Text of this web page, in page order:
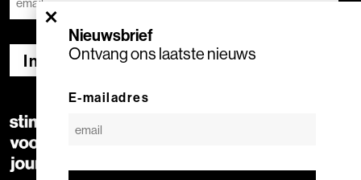
×
Nieuwsbrief
Ontvang ons laatste nieuws
E-mailadres
Inschrijven